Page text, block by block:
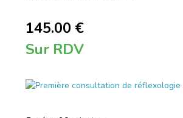
145.00 €
Sur RDV